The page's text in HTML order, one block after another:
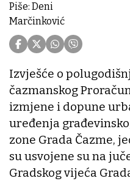
Piše: Deni
Marčinković
Izvješće o
čazmanskog
izmjene i dopune
uređenja
zone Grada Čazme,
su usvojene su na
Gradskog vijeća